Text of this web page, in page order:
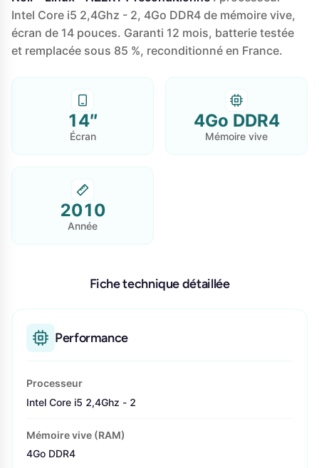
Intel Core i5 2,4Ghz - 2, 4Go DDR4 de mémoire vive,
écran de 14 pouces. Garanti 12 mois, batterie testée
et remplacée sous 85 %, reconditionné en France.
14″
Écran
4Go DDR4
Mémoire vive
2010
Année
Fiche technique détaillée
Performance
Processeur
Intel Core i5 2,4Ghz - 2
Mémoire vive (RAM)
4Go DDR4